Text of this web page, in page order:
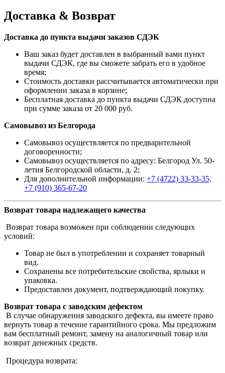
Доставка & Возврат
Доставка до пункта выдачи заказов СДЭК
Ваш заказ будет доставлен в выбранный вами пункт
выдачи СДЭК, где вы сможете забрать его в удобное
время;
Стоимость доставки рассчитывается автоматически при
оформлении заказа в корзине;
Бесплатная доставка до пункта выдачи СДЭК доступна
при сумме заказа от 20 000 руб.
Самовывоз из Белгорода
Самовывоз осуществляется по предварительной
договоренности;
Самовывоз осуществляется по адресу: Белгород Ул. 50-
летия Белгородской области, д. 2;
Для дополнительной информации: +7 (4722) 33-33-35,
+7 (910) 365-67-20
Возврат товара надлежащего качества
Возврат товара возможен при соблюдении следующих
условий:
Товар не был в употреблении и сохраняет товарный
вид.
Сохранены все потребительские свойства, ярлыки и
упаковка.
Предоставлен документ, подтверждающий покупку.
Возврат товара с заводским дефектом
В случае обнаружения заводского дефекта, вы имеете право
вернуть товар в течение гарантийного срока. Мы предложим
вам бесплатный ремонт, замену на аналогичный товар или
возврат денежных средств.
Процедура возврата: